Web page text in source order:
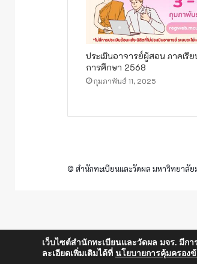
ประเมินอาจารย์ผู้สอน ภาคเรี
การศึกษา 2568
กุมภาพันธ์ 11, 2025
© สำนักทะเบียนและวัดผล มหาวิทยาลั
เว็บไซต์สำนักทะเบียนและวัดผล มจร. มีก
ละเอียดเพิ่มเติมได้ที่ นโยบายการคุ้มครอง